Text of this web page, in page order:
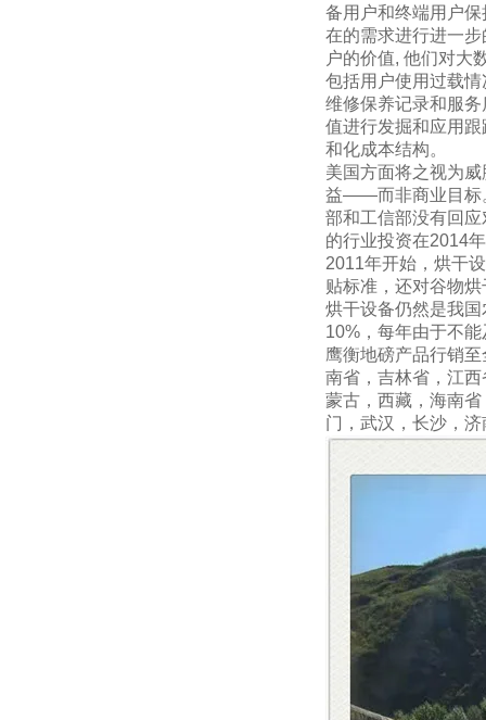
备用户和终端用户
在的需求进行进一
户的价值, 他们对大
包括用户使用过载
维修保养记录和服
值进行发掘和应用
和化成本结构。
美国方面将之视为
益——而非商业目标
部和工信部没有回
的行业投资在2014
2011年开始，烘干
贴标准，还对谷物
烘干设备仍然是我
10%，每年由于不
鹰衡地磅产品行销
南省 ， 吉林省 ， 江西
蒙古 ， 西藏 ， 海南省
门，武汉，长沙，